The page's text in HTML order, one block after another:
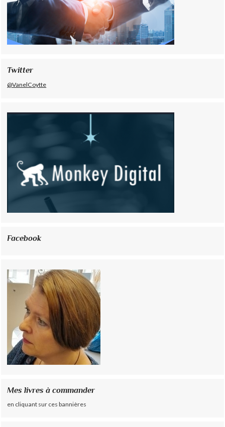
Twitter
@VanelCoytte
Facebook
Mes livres à commander
en cliquant sur ces bannières